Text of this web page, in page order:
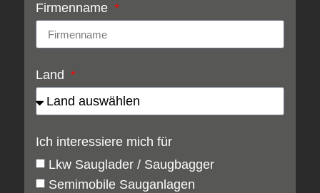
Firmenname
Land
Ich interessiere mich für
Lkw Sauglader / Saugbagger
Semimobile Sauganlagen